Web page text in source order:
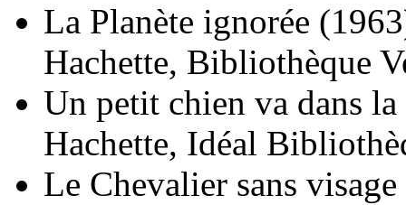
La Planète ignorée
Hachette, Bibliothèque
Un petit chien va dans
Hachette, Idéal
Le Chevalier sans visage